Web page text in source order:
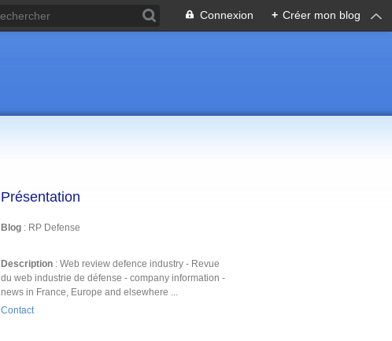
Connexion + Créer mon blog
Présentation
Blog : RP Defense
Description : Web review defence industry - Revue
du web industrie de défense - company information -
news in France, Europe and elsewhere ...
Contact